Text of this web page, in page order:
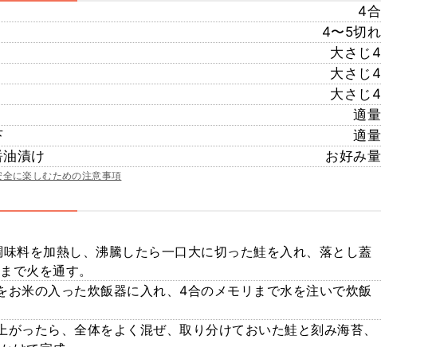
4合
4〜5切れ
大さじ4
大さじ4
大さじ4
適量
適量
漬け
お好み量
全に楽しむための注意事項
味料を加熱し、沸騰したら一口大に切った鮭を入れ、落とし蓋
で火を通す。
お米の入った炊飯器に入れ、4合のメモリまで水を注いで炊飯
がったら、全体をよく混ぜ、取り分けておいた鮭と刻み海苔、